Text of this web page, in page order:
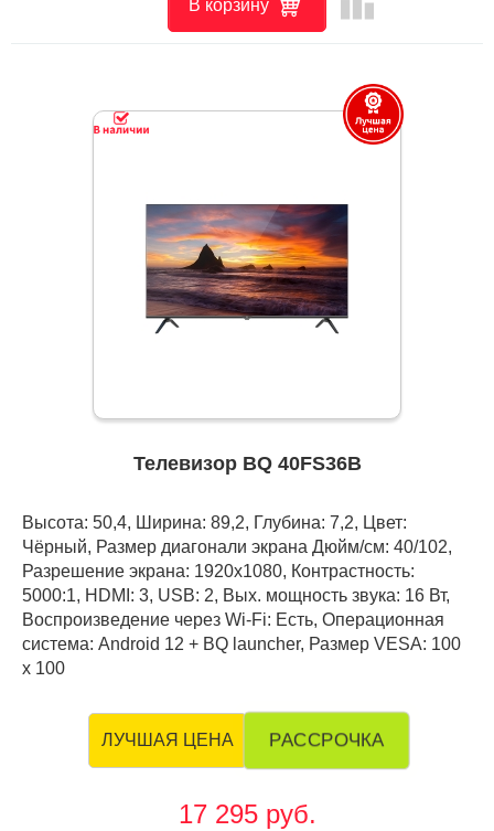
В корзину
Телевизор BQ 40FS36B
Высота: 50,4, Ширина: 89,2, Глубина: 7,2, Цвет:
Чёрный, Размер диагонали экрана Дюйм/см: 40/102,
Разрешение экрана: 1920x1080, Контрастность:
5000:1, HDMI: 3, USB: 2, Вых. мощность звука: 16 Вт,
Воспроизведение через Wi-Fi: Есть, Операционная
система: Android 12 + BQ launcher, Размер VESA: 100
х 100
ЛУЧШАЯ ЦЕНА РАССРОЧКА
17 295 руб.